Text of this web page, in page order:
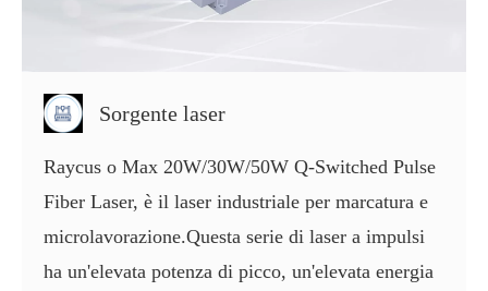
Sorgente laser
Raycus o Max 20W/30W/50W Q-Switched Pulse
Fiber Laser, è il laser industriale per marcatura e
microlavorazione.Questa serie di laser a impulsi
ha un'elevata potenza di picco, un'elevata energia